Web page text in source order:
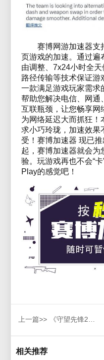
赛博网游加速器支
页游戏的加速。通过遍
由调整、7x24小时全
路径传输等技术保证游
一款满足游戏玩家需求
帮助您解决电信、网通
互联瓶颈，让您畅享网
为网络延迟大而抓狂！
求小巧玲珑，加速效果
受！赛博加速器 现已
起， 赛博加速器就会为
验。玩游戏再也不会“
Play的感觉吧！
上一篇>> 《守望先锋2》新英雄“无漾”中国首测即将上线！
相关推荐